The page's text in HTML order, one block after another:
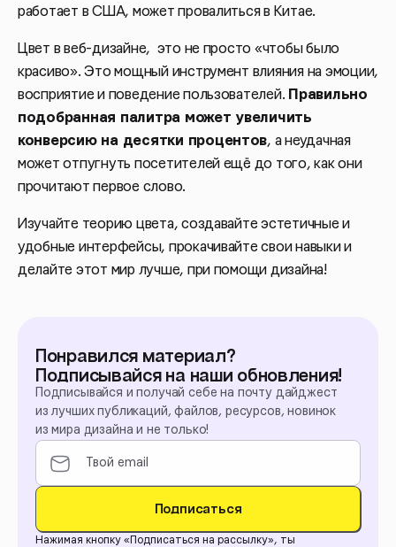
работает в США, может провалиться в Китае.
Цвет в веб-дизайне, это не просто «чтобы было
красиво». Это мощный инструмент влияния на эмоции,
восприятие и поведение пользователей. Правильно
подобранная палитра может увеличить
конверсию на десятки процентов, а неудачная
может отпугнуть посетителей ещё до того, как они
прочитают первое слово.
Изучайте теорию цвета, создавайте эстетичные и
удобные интерфейсы, прокачивайте свои навыки и
делайте этот мир лучше, при помощи дизайна!
Понравился материал?
Подписывайся на наши обновления!
Подписывайся и получай себе на почту дайджест
из лучших публикаций, файлов, ресурсов, новинок
из мира дизайна и не только!
Подписаться
Нажимая кнопку «Подписаться на рассылку», ты